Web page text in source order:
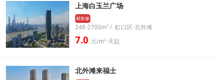
上海白玉兰广场
精装修
248-2700m² / 虹口区-北外滩
7.0 元/m²⋅天起
北外滩来福士